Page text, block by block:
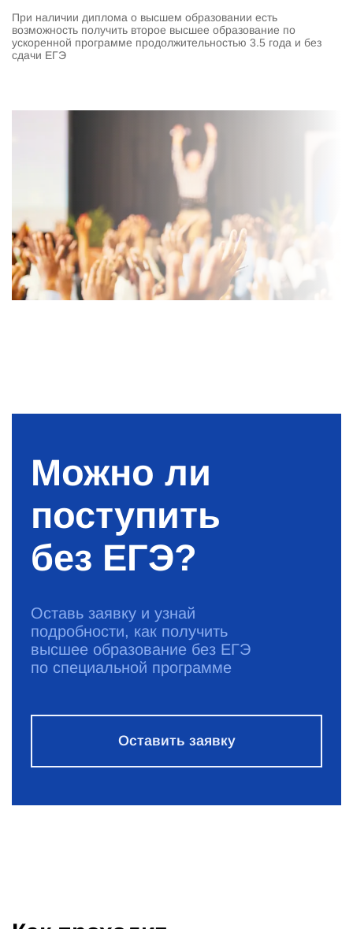
При наличии диплома о высшем образовании есть
возможность получить второе высшее образование по
ускоренной программе продолжительностью 3.5 года и без
сдачи ЕГЭ
Можно ли
поступить
без ЕГЭ?
Оставь заявку и узнай
подробности, как получить
высшее образование без ЕГЭ
по специальной программе
Оставить заявку